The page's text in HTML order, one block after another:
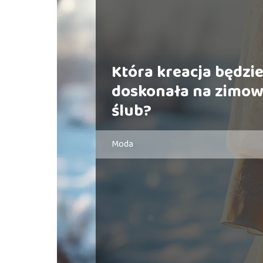
Która kreacja będzie
doskonała na
ślub?
Moda